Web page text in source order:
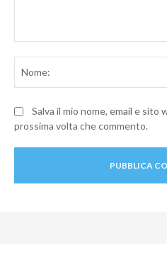
Salva il mio nome, email e
prossima volta che commento.